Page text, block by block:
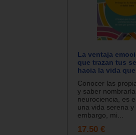
La ventaja
que trazan tus
hacia la vida
Conocer las
y saber
neurociencia, es
una vida serena y
embargo, mi...
17.50 €